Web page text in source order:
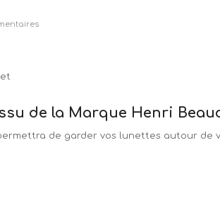
de la Marque Henri
de garder vos lunettes autour de